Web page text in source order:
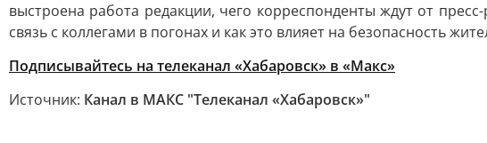
выстроена работа редакции, чего корреспонденты ждут от
связь с коллегами в погонах и как это влияет на безопасность
Подписывайтесь на телеканал «Хабаровск» в «Макс»
Источник: Канал в МАКС "Телеканал «Хабаровск»"